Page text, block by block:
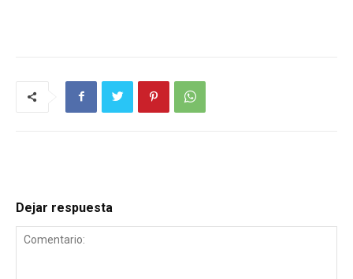
Dejar respuesta